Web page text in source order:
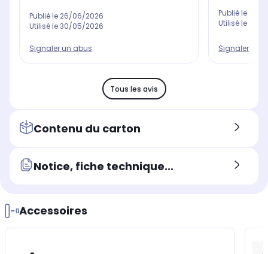
Publié le 26/06/2026
Utilisé le30/05/2026
Signaler un abus
Publié le
Utilisé le
Signaler un
Tous les avis
Contenu du carton
Notice, fiche technique...
Accessoires